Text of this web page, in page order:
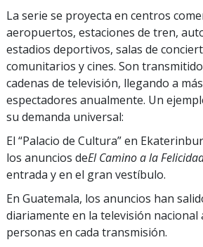
La serie se proyecta en centros
aeropuertos, estaciones de tren,
estadios deportivos, salas de
comunitarios y cines. Son
cadenas de televisión, llegando a
espectadores anualmente. Un
su demanda universal:
El “Palacio de Cultura” en
los anuncios deEl Camino a la
entrada y en el gran vestíbulo.
En Guatemala, los anuncios han
diariamente en la televisión nacional
personas en cada transmisión.